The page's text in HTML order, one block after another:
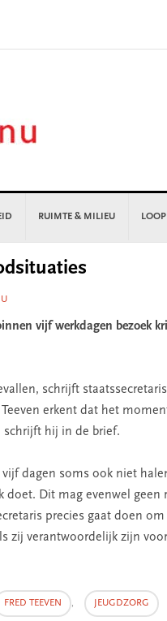
RUIMTE & MILIEU
vijf werkdagen bezoek
schrijft
erkent dat het
schrijft hij in de brief.
vijf dagen soms ook niet
doet. Dit mag evenwel
precies gaat doen
zij verantwoordelijk zijn
FRED TEEVEN , JEUGDZORG